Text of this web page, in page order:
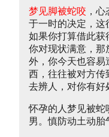
梦见脚被蛇咬 ，
于一时的决定，这
如果你打算借此获
你对现状满意，那
外，你今天也容易
西，往往被对方传
去辨人，对你有好
怀孕的人梦见被蛇
男。慎防动土动胎